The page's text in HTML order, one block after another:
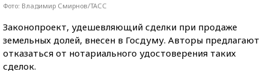
Фото: Владимир Смирнов/ТАСС
Законопроект, удешевляющий сделки при продаже
земельных долей, внесен в Госдуму. Авторы предлагают
отказаться от нотариального удостоверения таких
сделок.